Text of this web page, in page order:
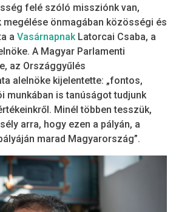
felé szóló missziónk van,
megélése önmagában közösségi és
a VasárnapnakLatorcai Csaba, a
A Magyar Parlamenti
az Országgyűlés
alelnöke kijelentette: „fontos,
munkában is tanúságot tudjunk
Minél többen tesszük,
arra, hogy ezen a pályán, a
marad Magyarország”.